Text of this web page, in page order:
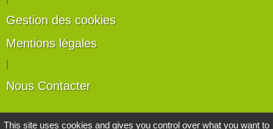
Gestion des cookies
Mentions légales
Nous Contacter
Les artisans du végétal
This site uses cookies and gives you control over what you want to